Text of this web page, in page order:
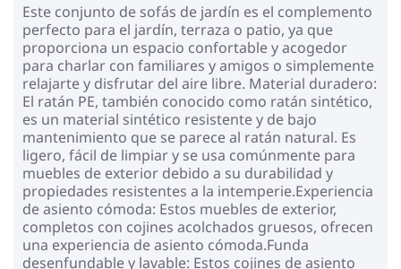
Este conjunto de sofás de jardín es el complemento
perfecto para el jardín, terraza o patio, ya que
proporciona un espacio confortable y acogedor
para charlar con familiares y amigos o simplemente
relajarte y disfrutar del aire libre. Material duradero:
El ratán PE, también conocido como ratán sintético,
es un material sintético resistente y de bajo
mantenimiento que se parece al ratán natural. Es
ligero, fácil de limpiar y se usa comúnmente para
muebles de exterior debido a su durabilidad y
propiedades resistentes a la intemperie.Experiencia
de asiento cómoda: Estos muebles de exterior,
completos con cojines acolchados gruesos, ofrecen
una experiencia de asiento cómoda.Funda
desenfundable y lavable: Estos cojines de asiento